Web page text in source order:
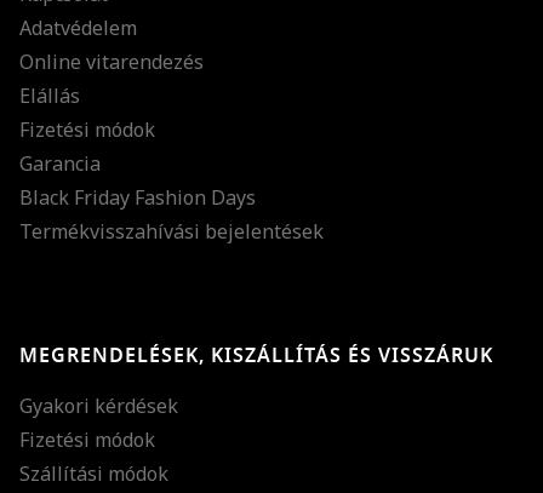
Adatvédelem
Online vitarendezés
Elállás
Fizetési módok
Garancia
Black Friday Fashion Days
Termékvisszahívási bejelentések
MEGRENDELÉSEK, KISZÁLLÍTÁS ÉS VISSZÁRUK
Gyakori kérdések
Fizetési módok
Szállítási módok